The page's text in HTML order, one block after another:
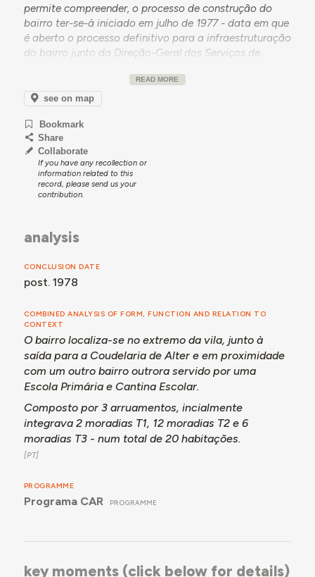
permite compreender, o processo de construção do
bairro ter-se-à iniciado em julho de 1977 - data em que
é aberto o processo definitivo para a infraestruturação
do bairro junto da Direção-Geral dos Serviços de
Com a montagem das 20 casas pré-fabricadas a
decorrer em simultâneo, o projeto de infraestruturação
viria a ser aprovado por despacho ministerial em
outubro de 1977 - numa empreitada adjudicada a
Manuel Rodrigues pelo valor total de 1.930.284$50,
através de concurso limitado, em novembro do mesmo
ano.
total de 2.975.000$00 e foi interiamente financiada
A empreitada foi iniciada a 16.01.1978, sendo que se
desconhece a data da sua conclusão.
READ MORE
see on map
Bookmark
Share
Collaborate
If you have any recollection or
information related to this
record, please send us your
contribution.
analysis
CONCLUSION DATE
post. 1978
COMBINED ANALYSIS OF FORM, FUNCTION AND RELATION TO
CONTEXT
O bairro localiza-se no extremo da vila, junto à
saída para a Coudelaria de Alter e em proximidade
com um outro bairro outrora servido por uma
Escola Primária e Cantina Escolar.
Composto por 3 arruamentos, incialmente
integrava 2 moradias T1, 12 moradias T2 e 6
moradias T3 - num total de 20 habitações.
PROGRAMME
Programa CAR PROGRAMME
key moments (click below for details)